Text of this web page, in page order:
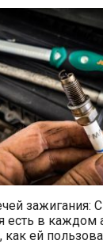
зажигания:
есть в каждом
ей